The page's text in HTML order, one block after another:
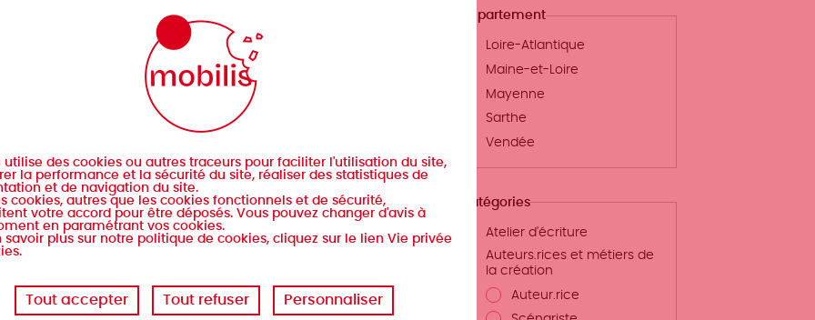
Département
Loire-Atlantique
Maine-et-Loire
Mayenne
Sarthe
Vendée
Catégories
Atelier d'écriture
Auteurs.rices et métiers de
la création
Auteur.rice
et centres de
et éditrice du
autour de l'écologie
bien-être, je propose ausi
Le réseau des bibliothèques
est composé de 12
bibliothèques : Saint Pierre-
Montlimart Montrevault Saint
Rémy-en-Mauges Le…
Lire
suite
intercommunale
utilise des cookies ou autres traceurs pour faciliter l'utilisation du site,
la performance et la sécurité du site, réaliser des statistiques de
et de navigation du site.
cookies, autres que les cookies fonctionnels et de sécurité,
votre accord pour être déposés. Vous pouvez changer d'avis à
en paramétrant vos cookies.
savoir plus sur notre politique de cookies, cliquez sur le lien Vie privée
Tout accepter Tout refuser Personnaliser